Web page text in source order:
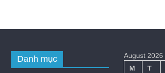
Danh mục
August 2026
M
T